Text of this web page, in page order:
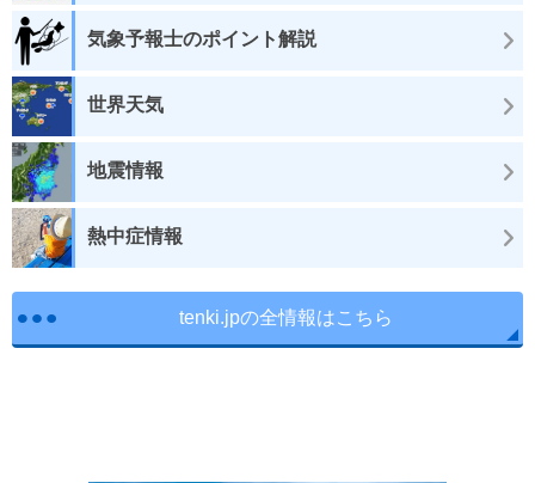
気象予報士のポイント解説
世界天気
地震情報
熱中症情報
tenki.jpの全情報はこちら